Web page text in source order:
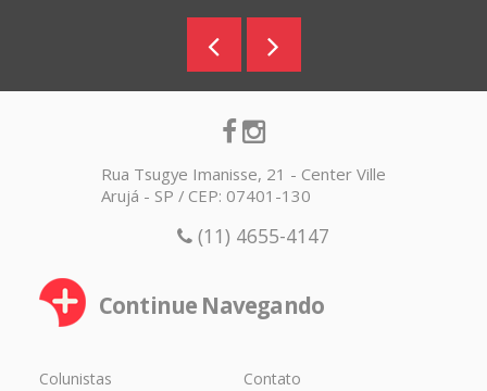
Rua Tsugye Imanisse, 21 - Center Ville
Arujá - SP / CEP: 07401-130
(11) 4655-4147
Continue Navegando
Colunistas Contato